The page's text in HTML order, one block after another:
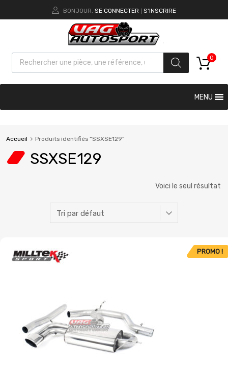
BONJOUR. SE CONNECTER S'INSCRIRE
0
MENU
Accueil Produits identifiés “SSXSE129”
SSXSE129
Voici le seul résultat
PROMO !